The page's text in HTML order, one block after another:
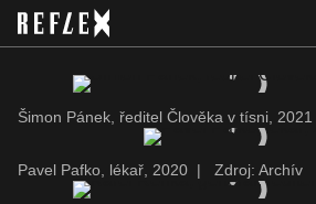
Šimon Pánek, ředitel Člověka v tísni, 2021
Pavel Pafko, lékař, 2020 | Zdroj: Archív